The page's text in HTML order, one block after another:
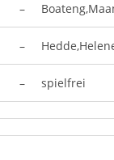
–
–
– spielfrei